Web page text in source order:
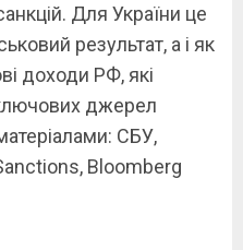
Для України це
результат, а і як
доходи РФ, які
джерел
СБУ,
Bloomberg